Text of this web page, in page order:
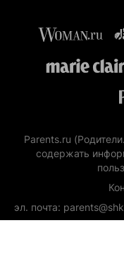
Parents.ru
содержать
эл. почта: